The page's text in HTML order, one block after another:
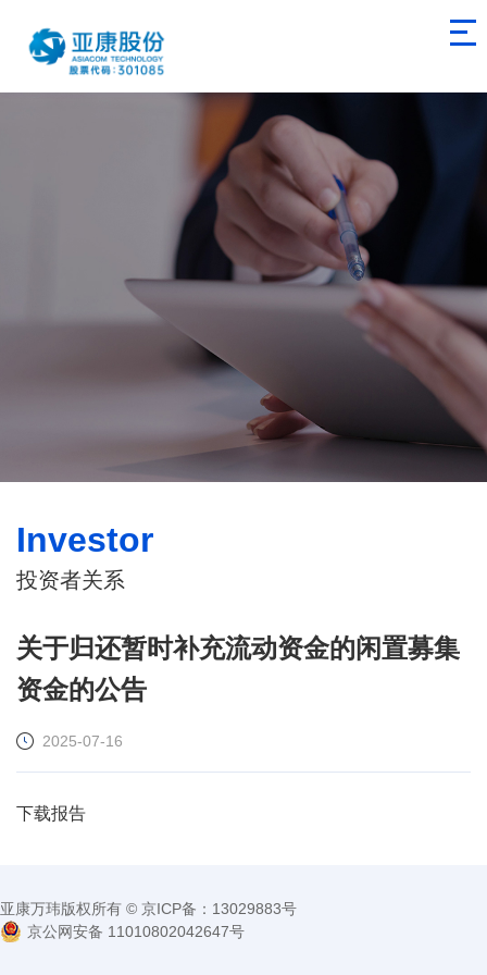
Investor
投资者关系
关于归还暂时补充流动资金的闲置募集
资金的公告
2025-07-16
下载报告
亚康万玮版权所有 © 京ICP备：13029883号
京公网安备 11010802042647号